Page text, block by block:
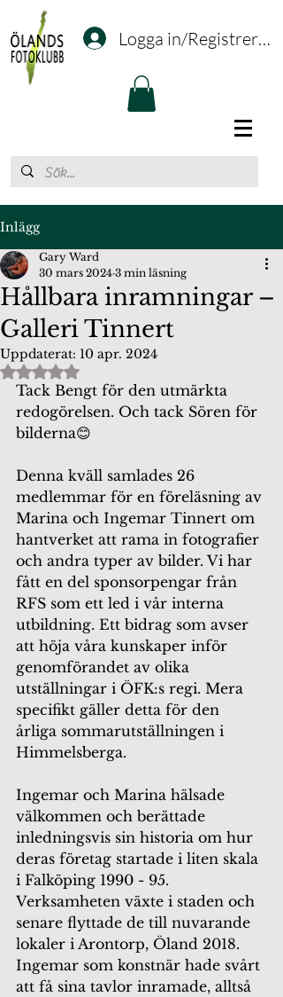
Logga in/Registrering
Inlägg
Hållbara inramningar –
Galleri Tinnert
Gary Ward
30 mars 2024 3 min läsning
Uppdaterat: 10 apr. 2024
Betygsatt till NaN av 5 stjärnor.
Tack Bengt för den utmärkta
redogörelsen. Och tack Sören för
bilderna😊
Denna kväll samlades 26
medlemmar för en föreläsning av
Marina och Ingemar Tinnert om
hantverket att rama in fotografier
och andra typer av bilder. Vi har
fått en del sponsorpengar från
RFS som ett led i vår interna
utbildning. Ett bidrag som avser
att höja våra kunskaper inför
genomförandet av olika
utställningar i ÖFK:s regi. Mera
specifikt gäller detta för den
årliga sommarutställningen i
Himmelsberga.
Ingemar och Marina hälsade
välkommen och berättade
inledningsvis sin historia om hur
deras företag startade i liten skala
i Falköping 1990 - 95.
Verksamheten växte i staden och
senare flyttade de till nuvarande
lokaler i Arontorp, Öland 2018.
Ingemar som konstnär hade svårt
att få sina tavlor inramade, alltså